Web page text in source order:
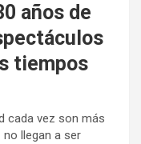
años de
tiempos
cada vez son más
llegan a ser